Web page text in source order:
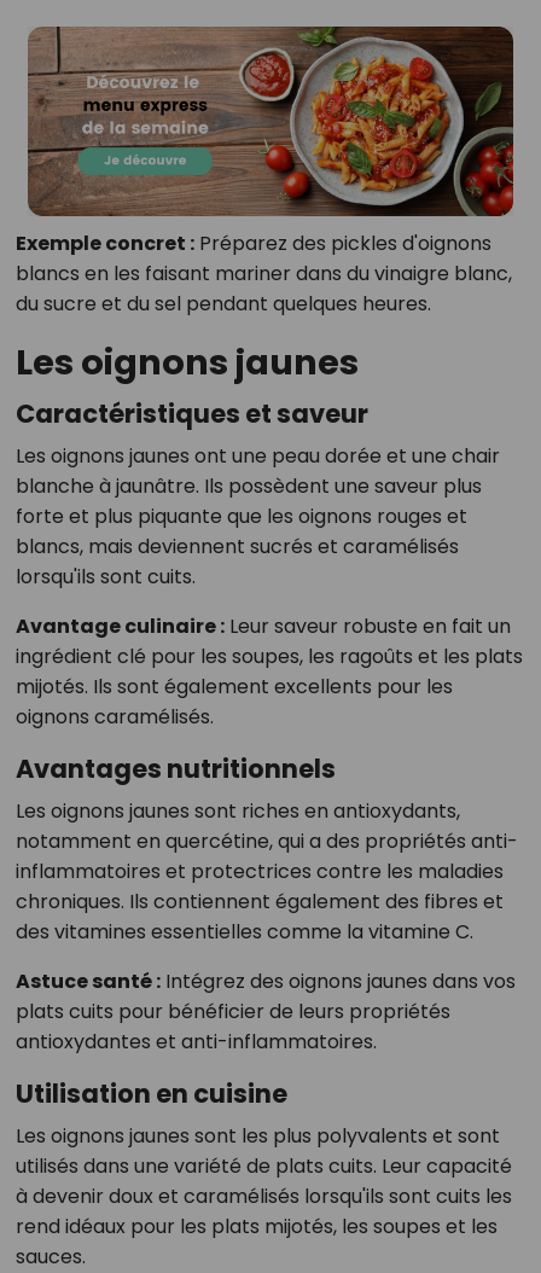
Exemple concret :Préparez des pickles d'oignons
blancs en les faisant mariner dans du vinaigre blanc,
du sucre et du sel pendant quelques heures.
Les oignons jaunes
Caractéristiques et saveur
Les oignons jaunes ont une peau dorée et une chair
blanche à jaunâtre. Ils possèdent une saveur plus
forte et plus piquante que les oignons rouges et
blancs, mais deviennent sucrés et caramélisés
lorsqu'ils sont cuits.
Avantage culinaire :Leur saveur robuste en fait un
ingrédient clé pour les soupes, les ragoûts et les plats
mijotés. Ils sont également excellents pour les
oignons caramélisés.
Avantages nutritionnels
Les oignons jaunes sont riches en antioxydants,
notamment en quercétine, qui a des propriétés anti-
inflammatoires et protectrices contre les maladies
chroniques. Ils contiennent également des fibres et
des vitamines essentielles comme la vitamine C.
Astuce santé :Intégrez des oignons jaunes dans vos
plats cuits pour bénéficier de leurs propriétés
antioxydantes et anti-inflammatoires.
Utilisation en cuisine
Les oignons jaunes sont les plus polyvalents et sont
utilisés dans une variété de plats cuits. Leur capacité
à devenir doux et caramélisés lorsqu'ils sont cuits les
rend idéaux pour les plats mijotés, les soupes et les
sauces.